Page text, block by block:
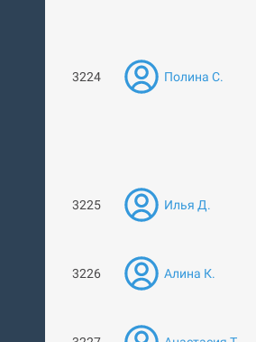
3224 Полина С.
3225 Илья Д.
3226 Алина К.